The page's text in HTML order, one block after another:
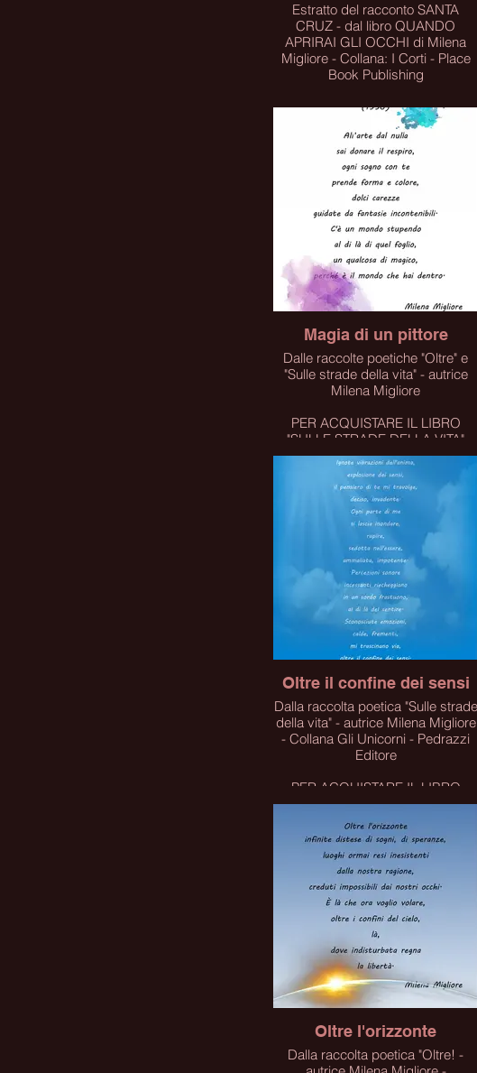
Estratto del racconto SANTA
CRUZ - dal libro QUANDO
APRIRAI GLI OCCHI di Milena
Migliore - Collana: I Corti - Place
Book Publishing
PER ACQUISTARE IL LIBRO
CLICCA SUL LINK
Click
Magia di un pittore
Dalle raccolte poetiche "Oltre" e
"Sulle strade della vita" - autrice
Milena Migliore
PER ACQUISTARE IL LIBRO
"SULLE STRADE DELLA VITA"
CLICCA SUL LINK
Click
Oltre il confine dei sensi
Dalla raccolta poetica "Sulle strade
della vita" - autrice Milena Migliore
- Collana Gli Unicorni - Pedrazzi
Editore
PER ACQUISTARE IL LIBRO
CLICCA SUL LINK
Click
Oltre l'orizzonte
Dalla raccolta poetica "Oltre! -